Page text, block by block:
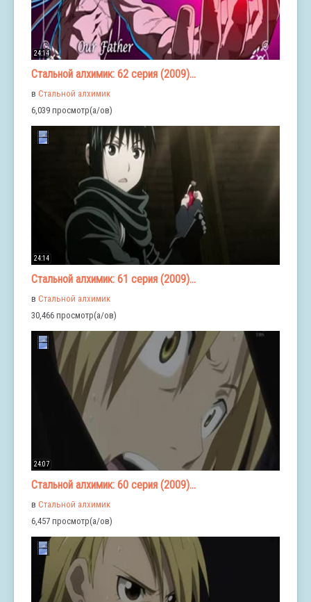
24:14
Стальной алхимик: 62 серия (2009)...
в Стальной алхимик
6,039 просмотр(а/ов)
24:14
Стальной алхимик: 61 серия (2009)...
в Стальной алхимик
30,466 просмотр(а/ов)
24:07
Стальной алхимик: 60 серия (2009)...
в Стальной алхимик
6,457 просмотр(а/ов)